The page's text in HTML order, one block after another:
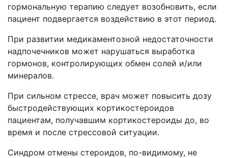
гормональную терапию следует возобновить, если
пациент подвергается воздействию в этот период.
При развитии медикаментозной недостаточности
надпочечников может нарушаться выработка
гормонов, контролирующих обмен солей и/или
минералов.
При сильном стрессе, врач может повысить дозу
быстродействующих кортикостероидов
пациентам, получавшим кортикостероиды до, во
время и после стрессовой ситуации.
Синдром отмены стероидов, по-видимому, не